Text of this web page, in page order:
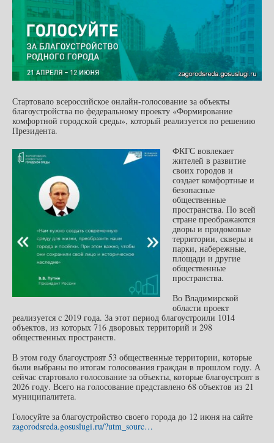
Стартовало всероссийское онлайн-голосование за объекты
благоустройства по федеральному проекту «Формирование
комфортной городской среды», который реализуется по решению
Президента.
ФКГС вовлекает
жителей в развитие
своих городов и
создает комфортные и
безопасные
общественные
пространства. По всей
стране преображаются
дворы и придомовые
территории, скверы и
парки, набережные,
площади и другие
общественные
пространства.
Во Владимирской
области проект
реализуется с 2019 года. За этот период благоустроили 1014
объектов, из которых 716 дворовых территорий и 298
общественных пространств.
В этом году благоустроят 53 общественные территории, которые
были выбраны по итогам голосования граждан в прошлом году. А
сейчас стартовало голосование за объекты, которые благоустроят в
2026 году. Всего на голосование представлено 68 объектов из 21
муниципалитета.
Голосуйте за благоустройство своего города до 12 июня на сайте
zagorodsreda.gosuslugi.ru/?utm_sourc…